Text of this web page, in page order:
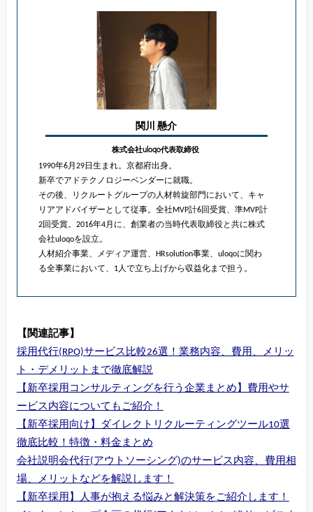
関川 懸介
株式会社uloqo代表取締役
1990年6月29日生まれ。京都府出身。
新卒でアドテクノロジーベンダーに就職。
その後、リクルートグループの人材斡旋部門において、キャ
リアアドバイザーとして従事。全社MVP計6回受賞、準MVP計
2回受賞。2016年4月に、創業者の当時代表取締役と共に株式
会社uloqoを設立。
人材紹介事業、メディア運営、HRsolution事業、uloqoに関わ
る全事業において、1人で立ち上げから収益化まで担う。
【関連記事】
採用代行(RPO)サービス比較26選！業務内容、費用、メリッ
ト・デメリットまで徹底解説
【新卒採用コンサルティングを行う企業まとめ】費用やサ
ービス内容についてもご紹介！
【新卒採用向け】ダイレクトリクルーティングツール10選
徹底比較！特徴・料金まとめ
会社説明会代行(アウトソーシング)のサービス内容、費用相
場、メリットなどを解説します！
【新卒採用】人事が抱える悩みと解決策をご紹介します！